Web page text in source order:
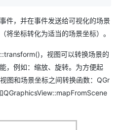
件，并在事件发送给可视化的场景
将坐标转化为适当的场景坐标）。
，视图可以转换场景的
，例如：缩放、旋转。为方便起
图和场景坐标之间转换函数：QGr